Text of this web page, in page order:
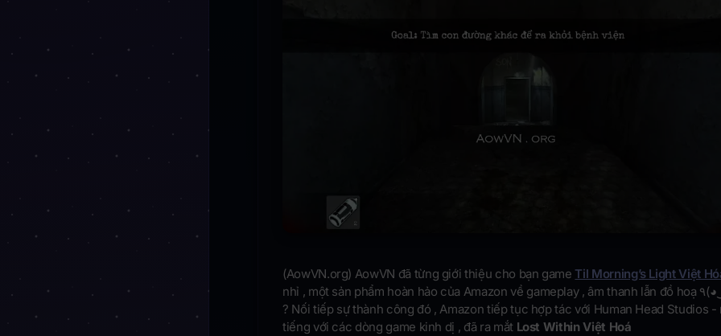
(AowVN.org) AowVN đã từng giới thiệu cho bạn game Til Morning’s Light Việt
nhỉ , một sản phẩm hoàn hảo của Amazon về gameplay , âm thanh lẫn đồ hoạ ٩(◕‿◕｡)۶
? Nối tiếp sự thành công đó , Amazon tiếp tục hợp tác với Human Head Studios -
tiếng với các dòng game kinh dị , đã ra mắt Lost Within Việt Hoá